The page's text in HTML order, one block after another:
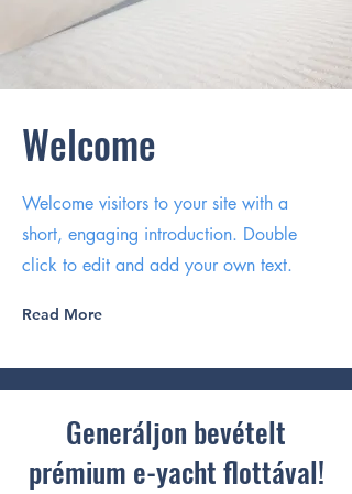
Welcome
Welcome visitors to your site with a
short, engaging introduction. Double
click to edit and add your own text.
Read More
Generáljon bevételt
prémium e-yacht flottával!